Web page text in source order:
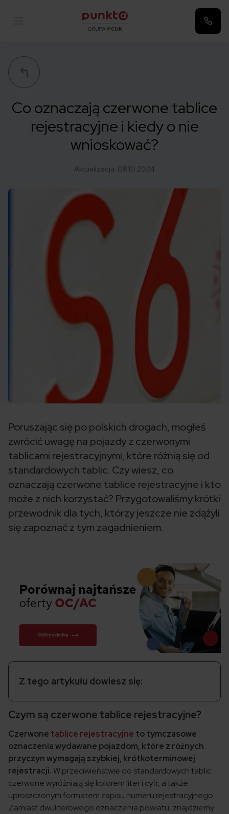
Co oznaczają czerwone tablice
rejestracyjne i kiedy o nie
wnioskować?
Aktualizacja: 08.10.2024
Poruszając się po polskich drogach, mogłeś
zwrócić uwagę na pojazdy z czerwonymi
tablicami rejestracyjnymi, które różnią się od
standardowych tablic. Czy wiesz, co
oznaczają czerwone tablice rejestracyjne i kto
może z nich korzystać? Przygotowaliśmy krótki
przewodnik dla tych, którzy jeszcze nie zdążyli
się zapoznać z tym zagadnieniem.
Z tego artykułu dowiesz się:
Czym są czerwone tablice rejestracyjne?
Czerwone tablice rejestracyjne to tymczasowe
oznaczenia wydawane pojazdom, które z różnych
przyczyn wymagają szybkiej, krótkoterminowej
rejestracji. W przeciwieństwie do standardowych tablic
czerwone wyróżniają się kolorem liter i cyfr, a także
uproszczonym formatem zapisu numeru rejestracyjnego.
Zamiast dwuliterowego oznaczenia powiatu, znajdziemy